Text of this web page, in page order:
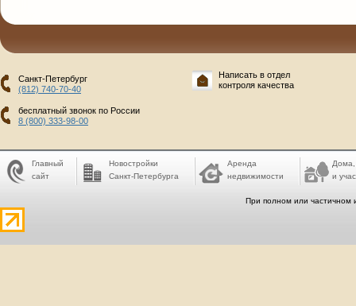
Санкт-Петербург
(812) 740-70-40
бесплатный звонок по России
8 (800) 333-98-00
Написать в отдел
контроля качества
Главный
сайт
Новостройки
Санкт-Петербурга
Аренда
недвижимости
Дома,
и
При полном или частичном